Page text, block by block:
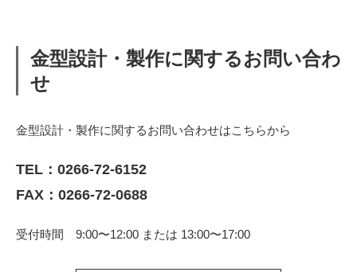
金型設計・製作に関するお問い合わ
せ
金型設計・製作に関するお問い合わせはこちらから
TEL： 0266-72-6152
FAX：0266-72-0688
受付時間 9:00〜12:00 または 13:00〜17:00